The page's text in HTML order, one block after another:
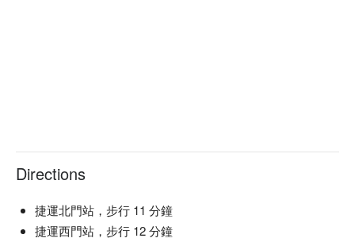
Directions
捷運北門站，步行 11 分鐘
捷運西門站，步行 12 分鐘